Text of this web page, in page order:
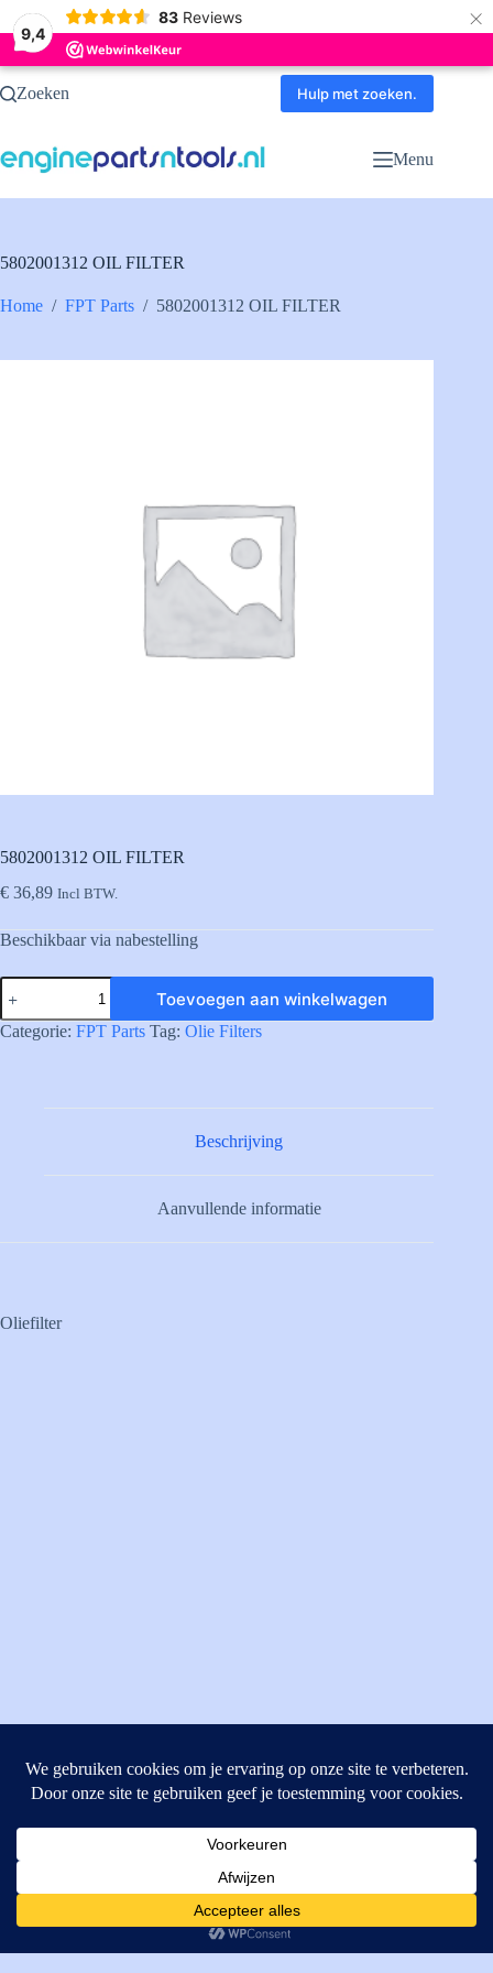
9,4
83 Reviews ×
Ga
naarZoeken Hulp met zoeken.
Menu
5802001312 OIL FILTER
Home / FPT Parts / 5802001312 OIL FILTER
5802001312 OIL FILTER
€ 36,89 Incl BTW.
Beschikbaar via nabestelling
5802001312
OIL
FILTER
aantal
Toevoegen aan winkelwagen
Categorie: FPT Parts Tag: Olie Filters
Beschrijving
Aanvullende informatie
Oliefilter
4462GE, Goes
T: +31 (0) 111-484438
M:parts@mitechniek.nl
VAT: NL862802295B01
Cookies helpen ons bij het leveren van onze diensten. Door
gebruik te maken van onze diensten, gaat u akkoord met ons
gebruik van cookies.